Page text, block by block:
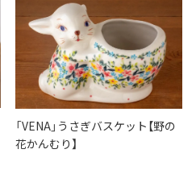
「VENA」うさぎバスケット【野の
花かんむり】